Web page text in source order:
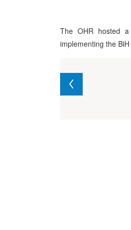
The OHR hosted
implementing the